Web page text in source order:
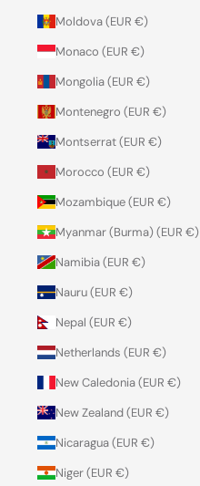
Moldova (EUR €)
Monaco (EUR €)
Mongolia (EUR €)
Montenegro (EUR €)
Montserrat (EUR €)
Morocco (EUR €)
Mozambique (EUR €)
Myanmar (Burma) (EUR €)
Namibia (EUR €)
Nauru (EUR €)
Nepal (EUR €)
Netherlands (EUR €)
New Caledonia (EUR €)
New Zealand (EUR €)
Nicaragua (EUR €)
Niger (EUR €)